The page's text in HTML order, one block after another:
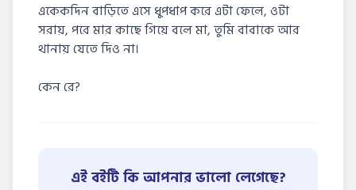
একেকদিন বাড়িতে এসে ধুপধাপ করে এটা ফেলে, ওটা
সরায়, পরে মার কাছে গিয়ে বলে মা, তুমি বাবাকে আর
থানায় যেতে দিও না।
কেন রে?
এই বইটি কি আপনার ভালো লেগেছে?